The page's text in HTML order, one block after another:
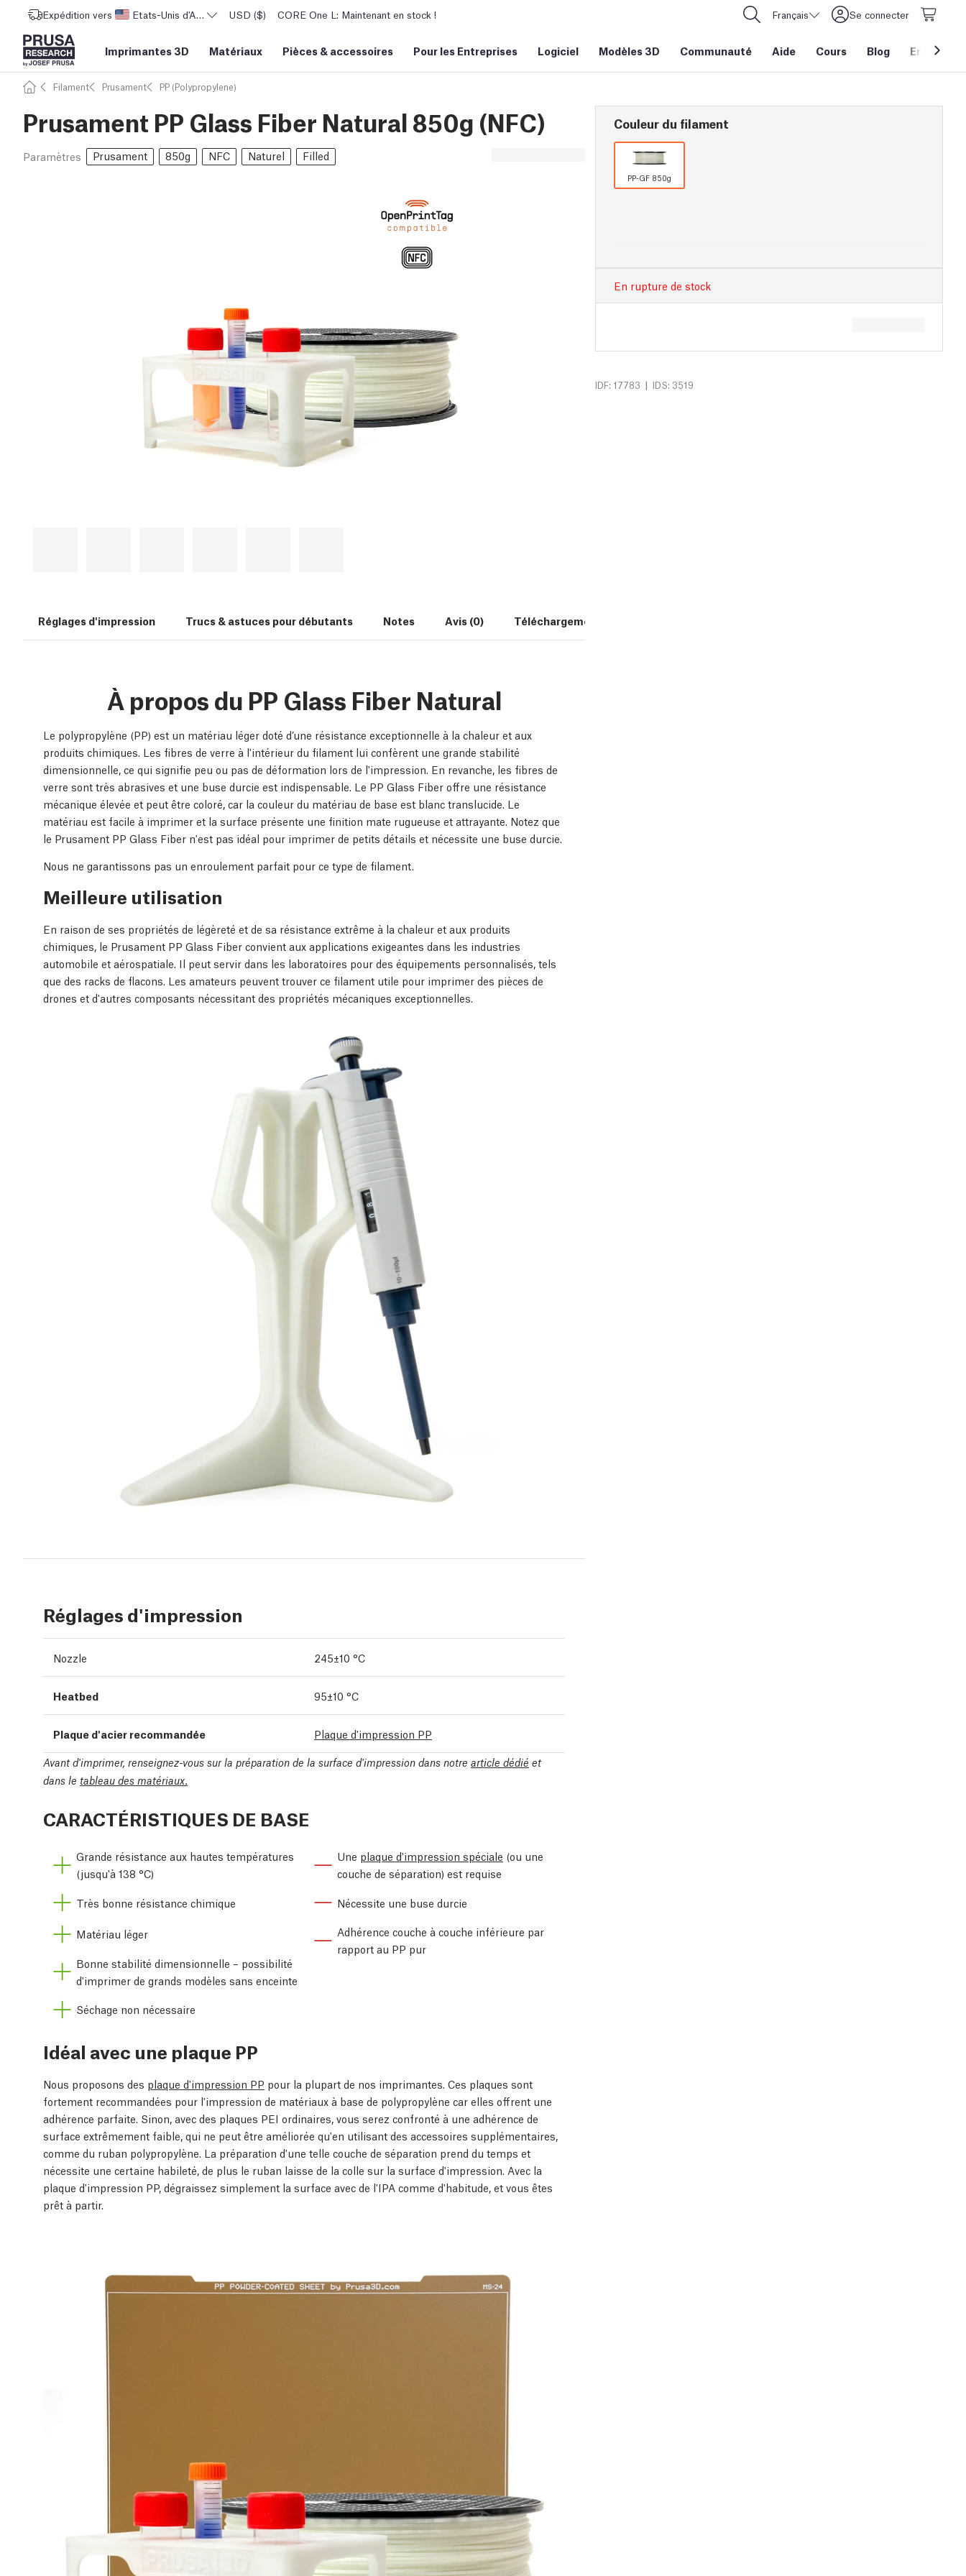
Expédition vers Etats-Unis d'AmériqueUSD ($) CORE One L: Maintenant en stock ! Français Se connecter
Imprimantes 3D Matériaux Pièces & accessoires Pour les Entreprises Logiciel Modèles 3D Communauté Aide Cours Blog Entreprise
Filament Prusament PP (Polypropylene)
Prusament PP Glass Fiber Natural 850g (NFC)
Paramètres Prusament 850g NFC Naturel Filled
Couleur du filament
PP-GF 850g
En rupture de stock
IDF: 17783 | IDS: 3519
Réglages d'impression Trucs & astuces pour débutants Notes Avis (0) Téléchargements (15)
À propos du PP Glass Fiber Natural
Le polypropylène (PP) est un matériau léger doté d’une résistance exceptionnelle à la chaleur et aux
produits chimiques. Les fibres de verre à l'intérieur du filament lui confèrent une grande stabilité
dimensionnelle, ce qui signifie peu ou pas de déformation lors de l'impression. En revanche, les fibres de
verre sont très abrasives et une buse durcie est indispensable. Le PP Glass Fiber offre une résistance
mécanique élevée et peut être coloré, car la couleur du matériau de base est blanc translucide. Le
matériau est facile à imprimer et la surface présente une finition mate rugueuse et attrayante. Notez que
le Prusament PP Glass Fiber n'est pas idéal pour imprimer de petits détails et nécessite une buse durcie.
Nous ne garantissons pas un enroulement parfait pour ce type de filament.
Meilleure utilisation
En raison de ses propriétés de légèreté et de sa résistance extrême à la chaleur et aux produits
chimiques, le Prusament PP Glass Fiber convient aux applications exigeantes dans les industries
automobile et aérospatiale. Il peut servir dans les laboratoires pour des équipements personnalisés, tels
que des racks de flacons. Les amateurs peuvent trouver ce filament utile pour imprimer des pièces de
drones et d'autres composants nécessitant des propriétés mécaniques exceptionnelles.
Réglages d'impression
Nozzle 245±10 °C
Heatbed 95±10 °C
Plaque d'acier recommandée Plaque d'impression PP
Avant d'imprimer, renseignez-vous sur la préparation de la surface d'impression dans notre article dédié et
dans le tableau des matériaux.
CARACTÉRISTIQUES DE BASE
Grande résistance aux hautes températures
(jusqu'à 138 °C)
Très bonne résistance chimique
Matériau léger
Bonne stabilité dimensionnelle – possibilité
d'imprimer de grands modèles sans enceinte
Séchage non nécessaire
Une plaque d'impression spéciale (ou une
couche de séparation) est requise
Nécessite une buse durcie
Adhérence couche à couche inférieure par
rapport au PP pur
Idéal avec une plaque PP
Nous proposons des plaque d'impression PP pour la plupart de nos imprimantes. Ces plaques sont
fortement recommandées pour l'impression de matériaux à base de polypropylène car elles offrent une
adhérence parfaite. Sinon, avec des plaques PEI ordinaires, vous serez confronté à une adhérence de
surface extrêmement faible, qui ne peut être améliorée qu'en utilisant des accessoires supplémentaires,
comme du ruban polypropylène. La préparation d'une telle couche de séparation prend du temps et
nécessite une certaine habileté, de plus le ruban laisse de la colle sur la surface d'impression. Avec la
plaque d'impression PP, dégraissez simplement la surface avec de l'IPA comme d'habitude, et vous êtes
prêt à partir.